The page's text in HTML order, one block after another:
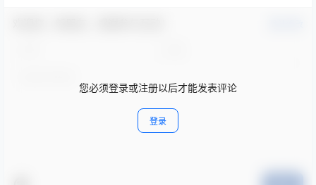
您必须登录或注册以后才能发表评论
登录